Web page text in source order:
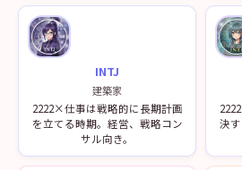
INTJ
建築家
2222×仕事は戦略的に長期計画
を立てる時期。経営、戦略コン
サル向き。
決